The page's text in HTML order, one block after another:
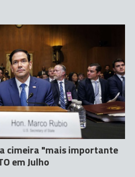
cimeira "mais importante
em Julho